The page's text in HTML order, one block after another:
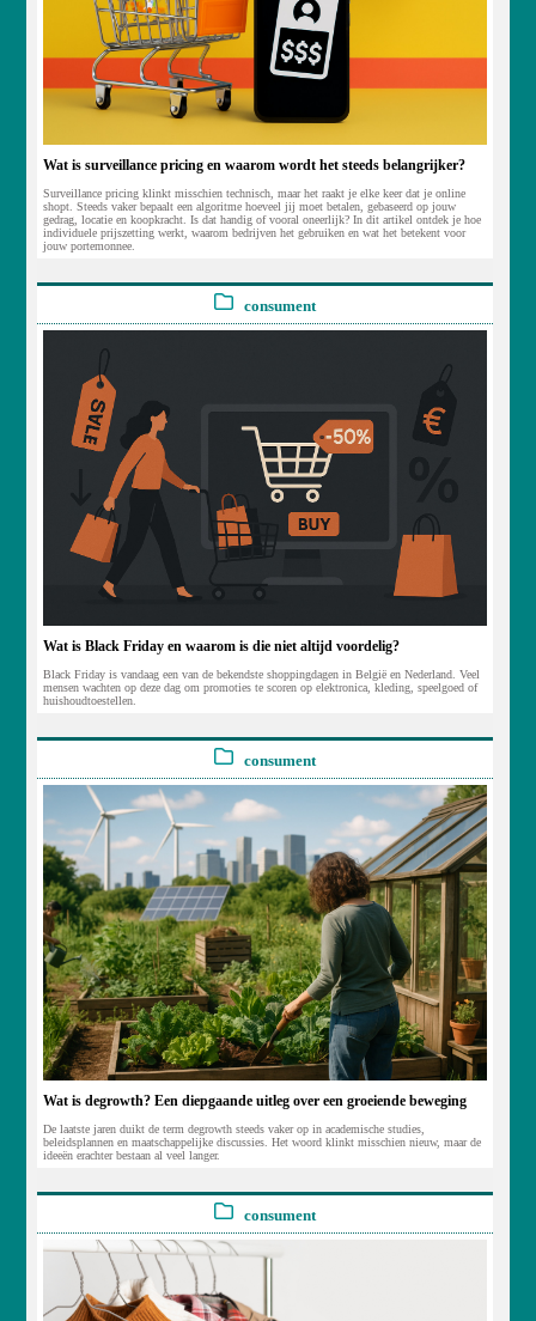
Wat is surveillance pricing en waarom wordt het steeds belangrijker?
Surveillance pricing klinkt misschien technisch, maar het raakt je elke keer dat je online
shopt. Steeds vaker bepaalt een algoritme hoeveel jij moet betalen, gebaseerd op jouw
gedrag, locatie en koopkracht. Is dat handig of vooral oneerlijk? In dit artikel ontdek je hoe
individuele prijszetting werkt, waarom bedrijven het gebruiken en wat het betekent voor
jouw portemonnee.
consument
Wat is Black Friday en waarom is die niet altijd voordelig?
Black Friday is vandaag een van de bekendste shoppingdagen in België en Nederland. Veel
mensen wachten op deze dag om promoties te scoren op elektronica, kleding, speelgoed of
huishoudtoestellen.
consument
Wat is degrowth? Een diepgaande uitleg over een groeiende beweging
De laatste jaren duikt de term degrowth steeds vaker op in academische studies,
beleidsplannen en maatschappelijke discussies. Het woord klinkt misschien nieuw, maar de
ideeën erachter bestaan al veel langer.
consument